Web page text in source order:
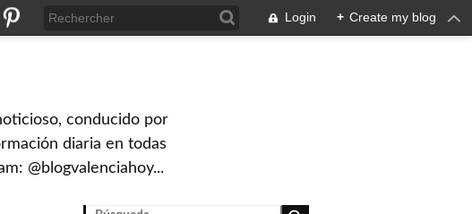
Login + Create my blog
conducido por
diaria en todas
@blogvalenciahoy...